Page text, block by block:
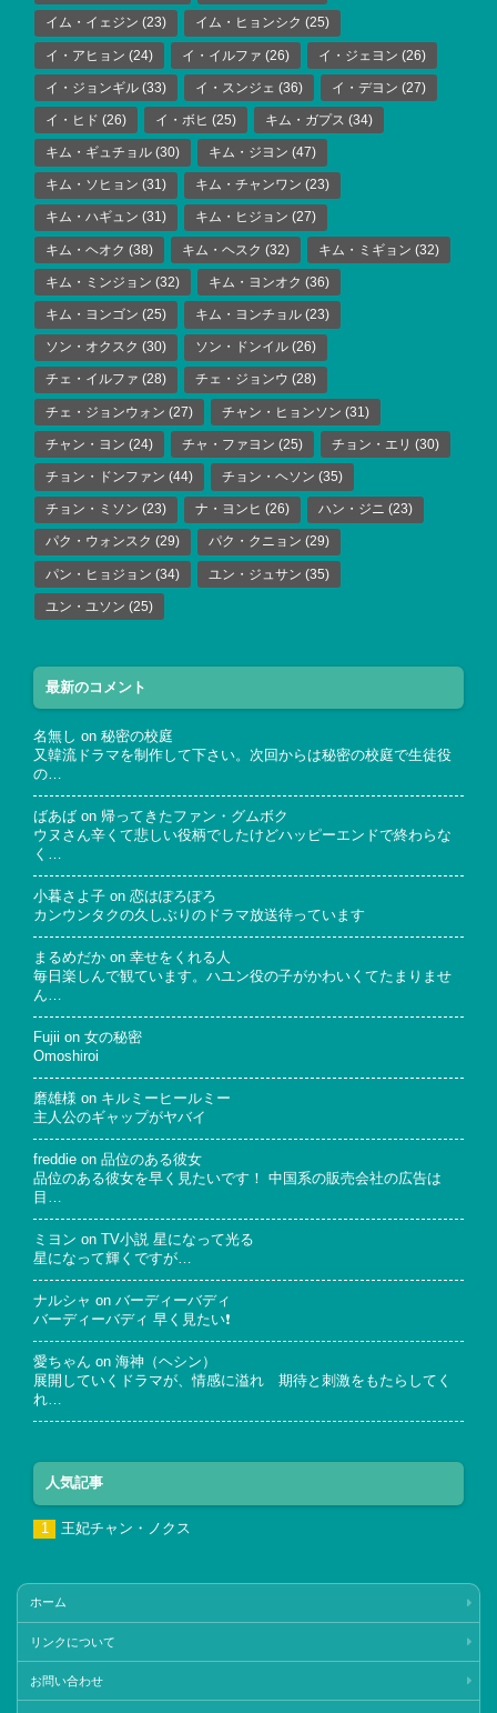
イム・イェジン (23) イム・ヒョンシク (25)
イ・アヒョン (24) イ・イルファ (26) イ・ジェヨン (26)
イ・ジョンギル (33) イ・スンジェ (36) イ・デヨン (27)
イ・ヒド (26) イ・ボヒ (25) キム・ガプス (34)
キム・ギュチョル (30) キム・ジヨン (47)
キム・ソヒョン (31) キム・チャンワン (23)
キム・ハギュン (31) キム・ヒジョン (27)
キム・ヘオク (38) キム・ヘスク (32) キム・ミギョン (32)
キム・ミンジョン (32) キム・ヨンオク (36)
キム・ヨンゴン (25) キム・ヨンチョル (23)
ソン・オクスク (30) ソン・ドンイル (26)
チェ・イルファ (28) チェ・ジョンウ (28)
チェ・ジョンウォン (27) チャン・ヒョンソン (31)
チャン・ヨン (24) チャ・ファヨン (25) チョン・エリ (30)
チョン・ドンファン (44) チョン・ヘソン (35)
チョン・ミソン (23) ナ・ヨンヒ (26) ハン・ジニ (23)
パク・ウォンスク (29) パク・クニョン (29)
パン・ヒョジョン (34) ユン・ジュサン (35)
ユン・ユソン (25)
最新のコメント
名無し on 秘密の校庭
又韓流ドラマを制作して下さい。次回からは秘密の校庭で生徒役
の…
ばあば on 帰ってきたファン・グムボク
ウヌさん辛くて悲しい役柄でしたけどハッピーエンドで終わらな
く…
小暮さよ子 on 恋はぽろぽろ
カンウンタクの久しぶりのドラマ放送待っています
まるめだか on 幸せをくれる人
毎日楽しんで観ています。ハユン役の子がかわいくてたまりませ
ん…
Fujii on 女の秘密
Omoshiroi
磨雄様 on キルミーヒールミー
主人公のギャップがヤバイ
freddie on 品位のある彼女
品位のある彼女を早く見たいです！ 中国系の販売会社の広告は
目…
ミヨン on TV小説 星になって光る
星になって輝くですが…
ナルシャ on バーディーバディ
バーディーバディ 早く見たい❗
愛ちゃん on 海神（ヘシン）
展開していくドラマが、情感に溢れ 期待と刺激をもたらしてく
れ…
人気記事
王妃チャン・ノクス
ホーム
リンクについて
お問い合わせ